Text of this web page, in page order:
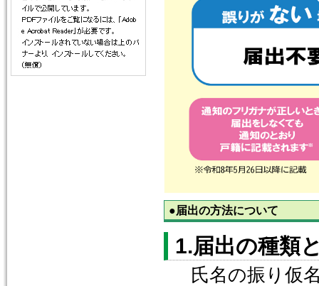
●届出の方法について
1.届出の種類
氏名の振り仮